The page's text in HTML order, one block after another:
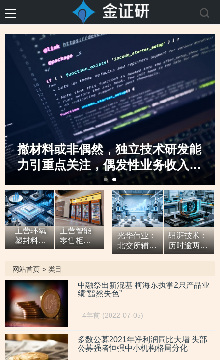
撤材料或非偶然，独立技术研发能
力引重点关注，偶发性业务收入骤
升，创业板定位之监管“不动摇”
主营环氧
塑封料营
收逐年增
款占比超
六成或异
于同行，
辅导期内
或向关联
方“突击”置
出资产
主营智能
零售柜营
收“两连
开支占比
走低，自
称AI驱动零
售企业而
重大专利
或未涉及AI
领域
光华伟业：
北交所辅导
两期 营收
入占比超八
成
昂湃技术：
历时逾两年
创业板辅导
冷散热模组
网站首页 > 类目
中融祭出新混基 柯海东执掌2只产品业
绩“黯然失色”
4年前 (2022-07-05)
多数公募2021年净利润同比大增 头部
公募强者恒强中小机构格局分化